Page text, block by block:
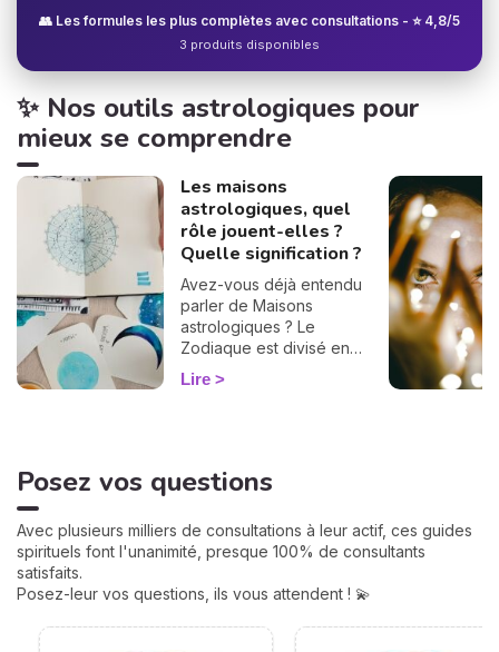
👥 Les formules les plus complètes avec consultations - ⭐ 4,8/5
3 produits disponibles
✨ Nos outils astrologiques pour
mieux se comprendre
Les maisons
astrologiques, quel
rôle jouent-elles ?
Quelle signification ?
Avez-vous déjà entendu
parler de Maisons
astrologiques ? Le
Zodiaque est divisé en
douze Maisons et chacune
correspond à une sphère
naissance, elles jouent un
rôle très important pour
personnalité et votre avenir.
Voici leurs significations !
Lire
Posez vos questions
Avec plusieurs milliers de consultations à leur actif, ces guides
spirituels font l'unanimité, presque 100% de consultants
satisfaits.
Posez-leur vos questions, ils vous attendent ! 💫